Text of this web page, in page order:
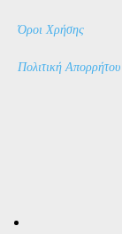
Όροι Χρήσης
Πολιτική Απορρήτου